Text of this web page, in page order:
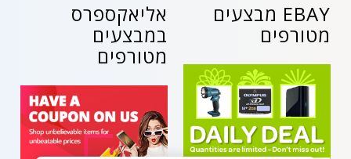
אליאקספרס
במבצעים
מטורפים
EBAY מבצעים
מטורפים